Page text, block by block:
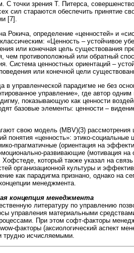
С точки зрения Т. Питерса,
сил стараются обеспечить принятие
[7].
Рокича, определение «ценностей» и
«Ценность – устойчивое
или конечная цель существования
чем противоположный или обратный
Система ценностных ориентаций –
или конечной цели
в управленческой парадигме не без
управление», где автор
показывающую как ценности
базовые элементы: ценности –
свою модель (MBV)(3) рассмотрения
понятия «ценность»: этико-социальные
прагматичные (ориентация на
развивающие (мотивация
Хофстеде, который также указал на
организационной культуры и
как парадигма признано, однако на
менеджмента.
концепция менеджмента
литературу по управлению
управления материальными
При этом софт-факторы
факторы (аксиологический аспект
исчисляемыми.